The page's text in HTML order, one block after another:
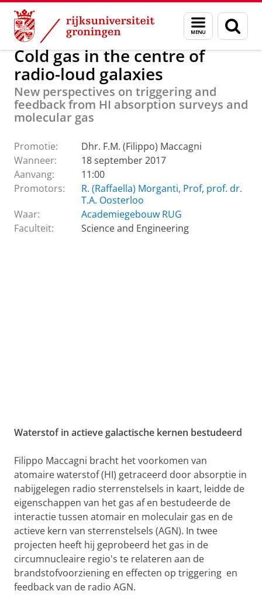
Skip
Content
Skip
Navigation
Menu
en
zoeken
Over ons Actueel Evenementen Promoties
Cold gas in the centre of
radio-loud galaxies
New perspectives on triggering and
feedback from HI absorption surveys and
molecular gas
Promotie:
Dhr. F.M. (Filippo) Maccagni
Wanneer:
18 september 2017
Aanvang:
11:00
Promotors:
R. (Raffaella) Morganti, Prof, prof. dr.
T.A. Oosterloo
Waar:
Academiegebouw RUG
Faculteit:
Science and Engineering
Waterstof in actieve galactische kernen bestudeerd
Filippo Maccagni bracht het voorkomen van
atomaire waterstof (HI) getraceerd door absorptie in
nabijgelegen radio sterrenstelsels in kaart, leidde de
eigenschappen van het gas af en bestudeerde de
interactie tussen atomair en moleculair gas en de
actieve kern van sterrenstelsels (AGN). In twee
projecten heeft hij geprobeerd het gas in de
circumnucleaire regio's te relateren aan de
brandstofvoorziening en effecten op triggering en
feedback van de radio AGN.